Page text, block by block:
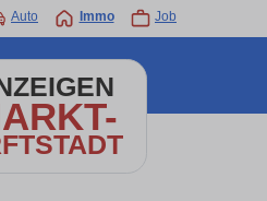
Auto Immo Job